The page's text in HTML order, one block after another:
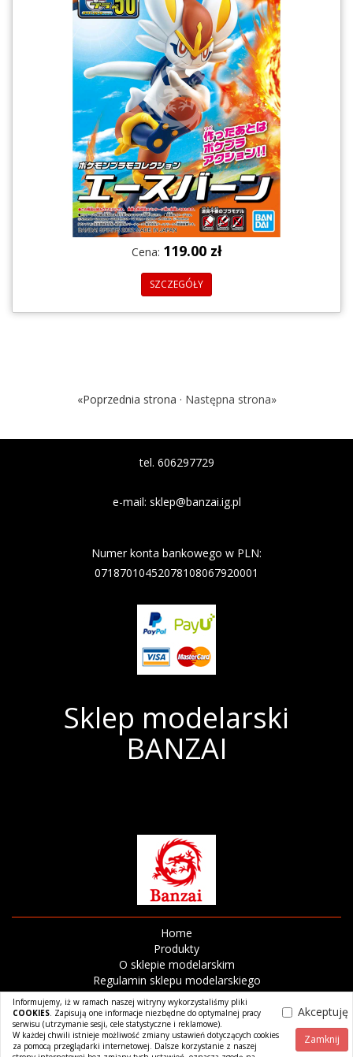
Cena: 119.00 zł
SZCZEGÓŁY
«Poprzednia strona · Następna strona»
tel. 606297729
e-mail: sklep@banzai.ig.pl
Numer konta bankowego w PLN:
07187010452078108067920001
Sklep modelarski
BANZAI
Home
Produkty
O sklepie modelarskim
Regulamin sklepu modelarskiego
Dostawa
Kontakt
Zaloguj się| |Zarejestruj
Akceptuję
Zamknij
Informujemy, iż w ramach naszej witryny wykorzystaliśmy pliki
COOKIES. Zapisują one informacje niezbędne do optymalnej pracy
serwisu (utrzymanie sesji, cele statystyczne i reklamowe).
W każdej chwili istnieje możliwość zmiany ustawień dotyczących cookies
za pomocą przeglądarki internetowej. Dalsze korzystanie z naszej